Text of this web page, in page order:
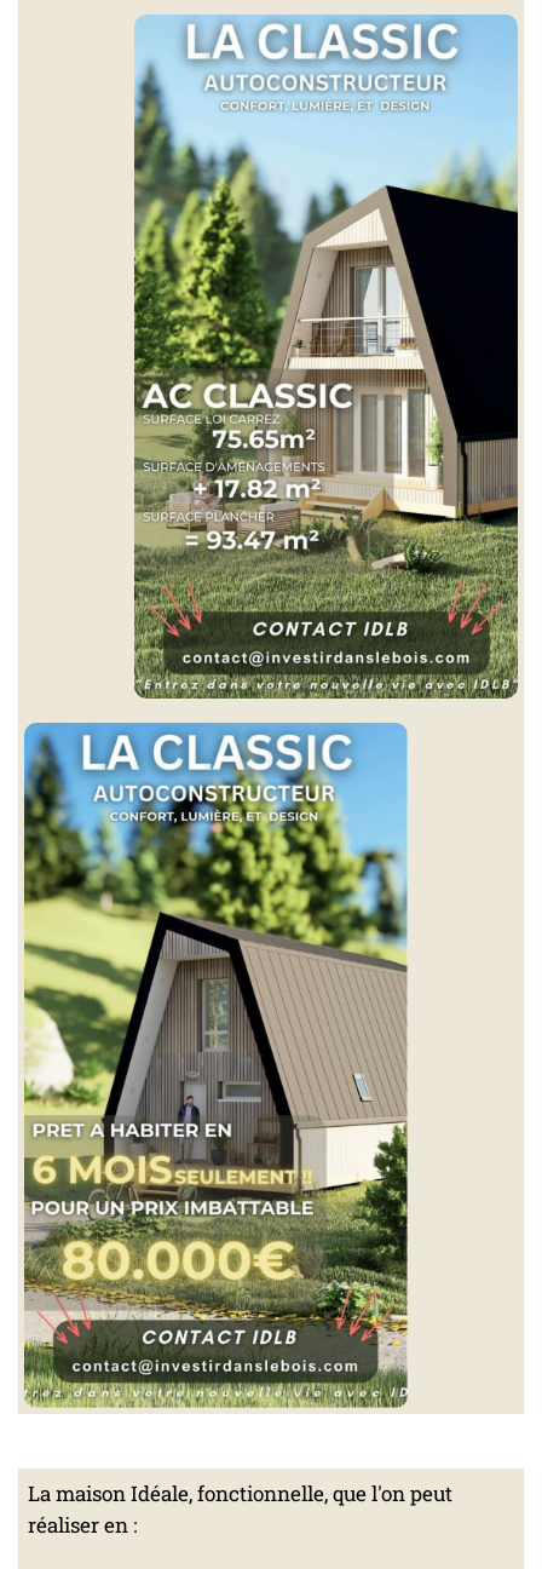
La maison Idéale, fonctionnelle, que l'on peut
réaliser en :